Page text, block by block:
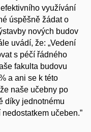
využívání
úspěšně žádat o
nových budov
uvádí, že: „Vedení
s péčí řádného
fakulta budovu
a ani se k této
naše učebny po
díky jednotnému
učeben.”